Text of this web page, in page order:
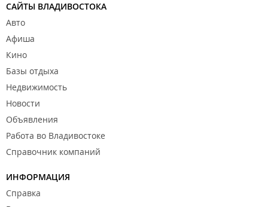
САЙТЫ ВЛАДИВОСТОКА
Авто
Афиша
Кино
Базы отдыха
Недвижимость
Новости
Объявления
Работа во Владивостоке
Справочник компаний
ИНФОРМАЦИЯ
Справка